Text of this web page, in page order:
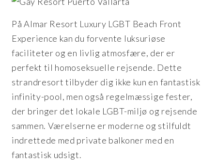
På Almar Resort Luxury LGBT Beach Front
Experience kan du forvente luksuriøse
faciliteter og en livlig atmosfære, der er
perfekt til homoseksuelle rejsende. Dette
strandresort tilbyder dig ikke kun en fantastisk
infinity-pool, men også regelmæssige fester,
der bringer det lokale LGBT-miljø og rejsende
sammen. Værelserne er moderne og stilfuldt
indrettede med private balkoner med en
fantastisk udsigt.